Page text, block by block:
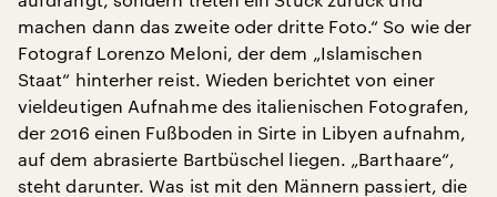
machen dann das zweite oder dritte Foto.“ So wie der
Fotograf Lorenzo Meloni, der dem „Islamischen
Staat“ hinterher reist. Wieden berichtet von einer
vieldeutigen Aufnahme des italienischen Fotografen,
der 2016 einen Fußboden in Sirte in Libyen aufnahm,
auf dem abrasierte Bartbüschel liegen. „Barthaare“,
steht darunter. Was ist mit den Männern passiert, die